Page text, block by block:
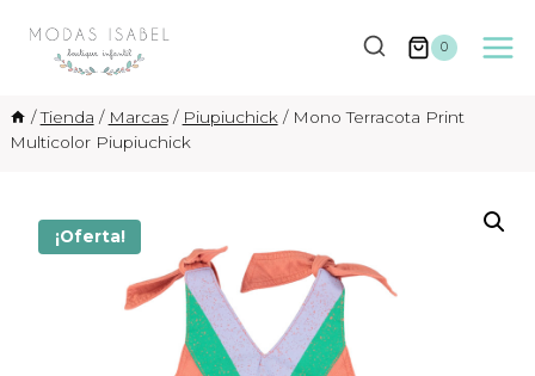
contenido
0
/ Tienda / Marcas / Piupiuchick / Mono Terracota Print
Multicolor Piupiuchick
¡Oferta!